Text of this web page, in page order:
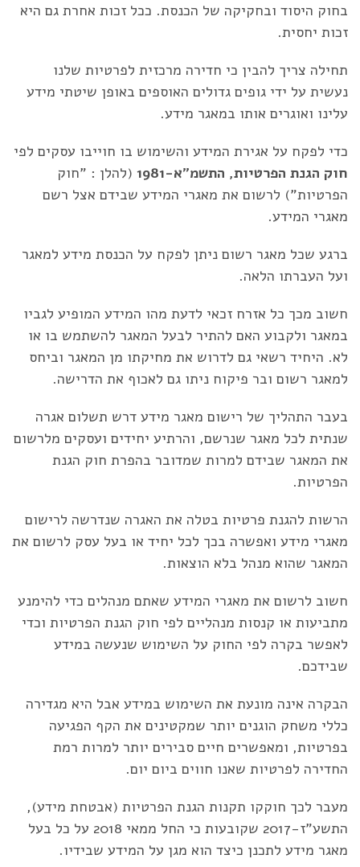
בחוק היסוד ובחקיקה של הכנסת. ככל זכות אחרת גם היא
זכות יחסית.
תחילה צריך להבין כי חדירה מרכזית לפרטיות שלנו
נעשית על ידי גופים גדולים האוספים באופן שיטתי מידע
עלינו ואוגרים אותו במאגר מידע.
כדי לפקח על אגירת המידע והשימוש בו חוייבו עסקים לפי
חוק הגנת הפרטיות, התשמ"א-1981
(להלן : "חוק
הפרטיות") לרשום את מאגרי המידע שבידם אצל רשם
מאגרי המידע.
ברגע שכל מאגר רשום ניתן לפקח על הכנסת מידע למאגר
ועל העברתו הלאה.
חשוב מכך כל אזרח זכאי לדעת מהו המידע המופיע לגביו
במאגר ולקבוע האם להתיר לבעל המאגר להשתמש בו או
לא. היחיד רשאי גם לדרוש את מחיקתו מן המאגר וביחס
למאגר רשום ובר פיקוח ניתו גם לאכוף את הדרישה.
בעבר התהליך של רישום מאגר מידע דרש תשלום אגרה
שנתית לכל מאגר שנרשם, והרתיע יחידים ועסקים מלרשום
את המאגר שבידם למרות שמדובר בהפרת חוק הגנת
הפרטיות.
הרשות להגנת פרטיות בטלה את האגרה שנדרשה לרישום
מאגרי מידע ואפשרה בכך לכל יחיד או בעל עסק לרשום את
המאגר שהוא מנהל בלא הוצאות.
חשוב לרשום את מאגרי המידע שאתם מנהלים כדי להימנע
מתביעות או קנסות מנהליים לפי חוק הגנת הפרטיות וכדי
לאפשר בקרה לפי החוק על השימוש שנעשה במידע
שבידכם.
הבקרה אינה מונעת את השימוש במידע אבל היא מגדירה
כללי משחק הוגנים יותר שמקטינים את הקף הפגיעה
בפרטיות, ומאפשרים חיים סבירים יותר למרות רמת
החדירה לפרטיות שאנו חווים ביום יום.
מעבר לכך חוקקו תקנות הגנת הפרטיות (אבטחת מידע),
התשע"ז-2017 שקובעות כי החל ממאי 2018 על כל בעל
מאגר מידע לתכנן כיצד הוא מגן על המידע שבידיו.